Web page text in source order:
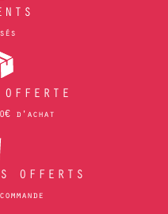
d'achat
OFFERTS